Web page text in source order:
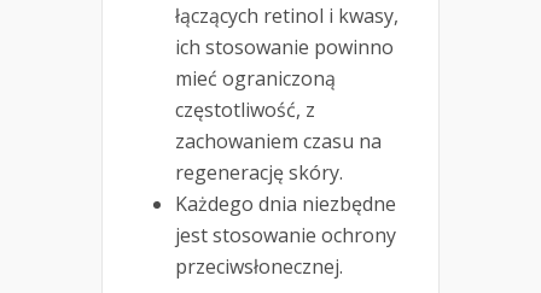
łączących retinol i kwasy,
ich stosowanie powinno
mieć ograniczoną
częstotliwość, z
zachowaniem czasu na
regenerację skóry.
Każdego dnia niezbędne
jest stosowanie ochrony
przeciwsłonecznej.